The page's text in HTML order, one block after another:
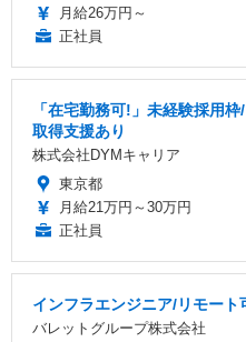
月給26万円～
正社員
「在宅勤務可!」未経験採用
取得支援あり
株式会社DYMキャリア
東京都
月給21万円～30万円
正社員
インフラエンジニア/リモー
バレットグループ株式会社